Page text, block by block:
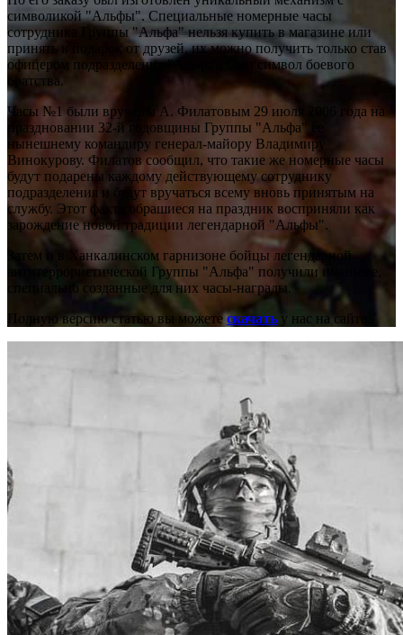
символикой "Альфы". Специальные номерные часы
сотрудника Группы "Альфа" нельзя купить в магазине или
принять в подарок от друзей, их можно получить только став
офицером подразделения "Альфа". Они символ боевого
братства.
Часы №1 были вручены А. Филатовым 29 июля 2006 года на
праздновании 32-й годовщины Группы "Альфа" ее
нынешнему командиру генерал-майору Владимиру
Винокурову. Филатов сообщил, что такие же номерные часы
будут подарены каждому действующему сотруднику
подразделения и будут вручаться всему вновь принятым на
службу. Этот факт собрашиеся на праздник восприняли как
зарождение новой традиции легендарной "Альфы".
Затем и в Ханкалинском гарнизоне бойцы легендарной
антитеррористической Группы "Альфа" получили именные,
специально созданные для них часы-награды.
Полную версию статью вы можетескачать у нас на сайте.